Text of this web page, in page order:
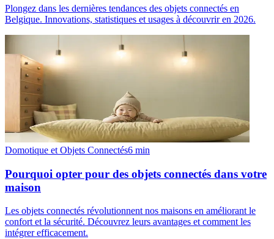
Plongez dans les dernières tendances des objets connectés en
Belgique. Innovations, statistiques et usages à découvrir en 2026.
Domotique et Objets Connectés6 min
Pourquoi opter pour des objets connectés dans votre
maison
Les objets connectés révolutionnent nos maisons en améliorant le
confort et la sécurité. Découvrez leurs avantages et comment les
intégrer efficacement.